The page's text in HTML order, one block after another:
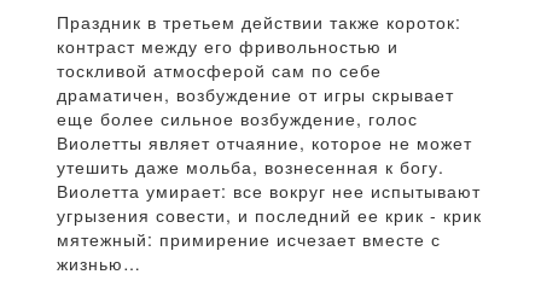
Праздник в третьем действии также короток:
контраст между его фривольностью и
тоскливой атмосферой сам по себе
драматичен, возбуждение от игры скрывает
еще более сильное возбуждение, голос
Виолетты являет отчаяние, которое не может
утешить даже мольба, вознесенная к богу.
Виолетта умирает: все вокруг нее испытывают
угрызения совести, и последний ее крик - крик
мятежный: примирение исчезает вместе с
жизнью…